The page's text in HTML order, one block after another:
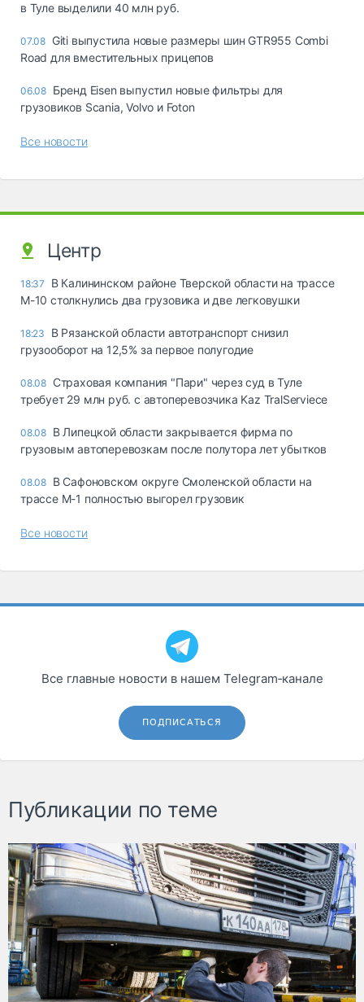
в Туле выделили 40 млн руб.
07.08 Giti выпустила новые размеры шин GTR955 Combi
Road для вместительных прицепов
06.08 Бренд Eisen выпустил новые фильтры для
грузовиков Scania, Volvo и Foton
Все новости
Центр
18:37
В Калининском районе Тверской области на трассе
М-10 столкнулись два грузовика и две легковушки
18:23
В Рязанской области автотранспорт снизил
грузооборот на 12,5% за первое полугодие
08.08 Страховая компания "Пари" через суд в Туле
требует 29 млн руб. с автоперевозчика Kaz TralServiece
08.08 В Липецкой области закрывается фирма по
грузовым автоперевозкам после полутора лет убытков
08.08 В Сафоновском округе Смоленской области на
трассе М-1 полностью выгорел грузовик
Все новости
Все главные новости в нашем Telegram‑канале
ПОДПИСАТЬСЯ
Публикации по теме